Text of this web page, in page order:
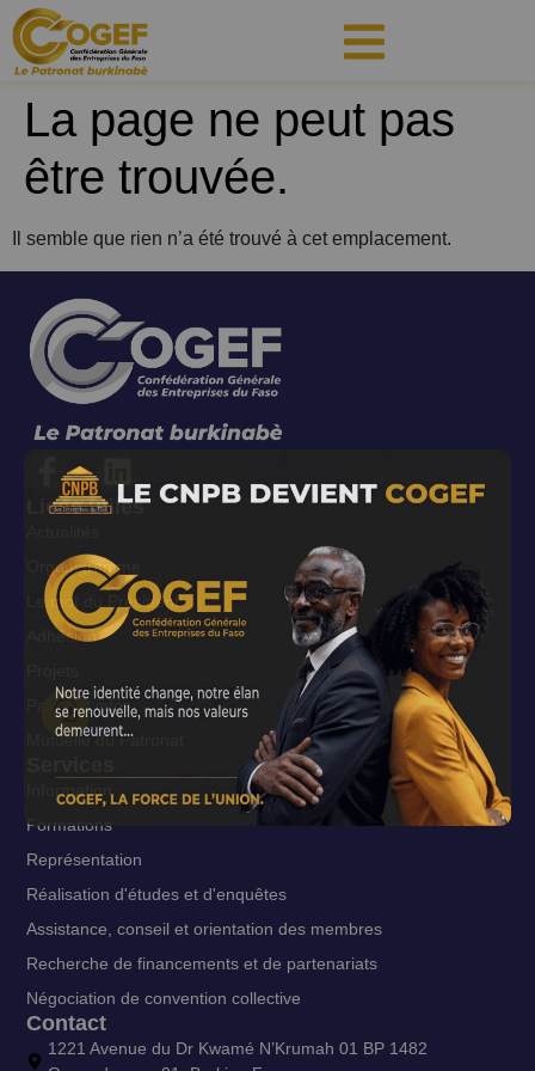
principal
La page ne peut pas
être trouvée.
Il semble que rien n’a été trouvé à cet emplacement.
Liens utiles
Organigramme
Le mot du Président
Adhésion
Patronat infos
Mutuelle du Patronat
Information
Formations
Représentation
Réalisation d'études et d'enquêtes
Assistance, conseil et orientation des membres
Recherche de financements et de partenariats
Négociation de convention collective
Contact
1221 Avenue du Dr Kwamé N’Krumah 01 BP 1482